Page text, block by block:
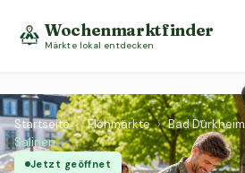
Wochenmarktfinder
Märkte lokal entdecken
Startseite › Flohmärkte › Bad Dürkheim
Salinen
Jetzt geöffnet